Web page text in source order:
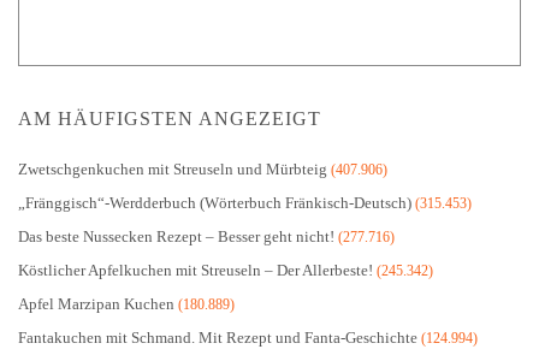
AM HÄUFIGSTEN ANGEZEIGT
Zwetschgenkuchen mit Streuseln und Mürbteig (407.906)
„Fränggisch“-Werdderbuch (Wörterbuch Fränkisch-Deutsch) (315.453)
Das beste Nussecken Rezept – Besser geht nicht! (277.716)
Köstlicher Apfelkuchen mit Streuseln – Der Allerbeste! (245.342)
Apfel Marzipan Kuchen (180.889)
Fantakuchen mit Schmand. Mit Rezept und Fanta-Geschichte (124.994)